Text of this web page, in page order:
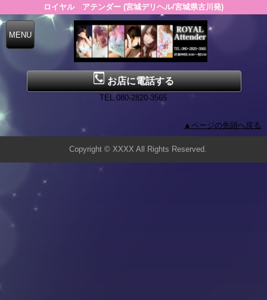
ロイヤル アテンダー (宮城デリヘル/宮城県古川発)
お店に電話する
TEL.080-2820-3565
▲ページの先頭へ戻る
Copyright © XXXX All Rights Reserved.